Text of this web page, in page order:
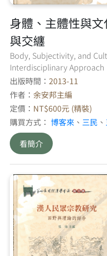
身體、主體性與
與交纏
Body, Subjectivity, and
Interdisciplinary Approach
出版時間： 2013-11
作者： 余安邦主編
定價： NT$600元 (精裝)
購買方式： 博客來 、 三民 、
看簡介